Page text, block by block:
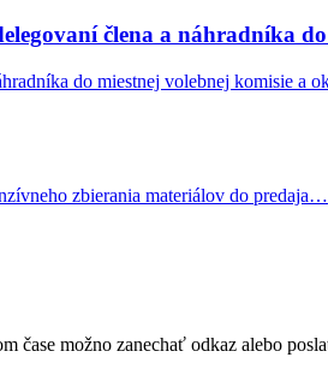
člena a náhradníka
do miestnej volebnej komisie
zbierania materiálov do predaja…
možno zanechať odkaz alebo